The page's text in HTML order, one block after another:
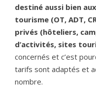
destiné aussi bien
tourisme (OT, ADT,
privés (hôteliers,
d’activités, sites
concernés et c’est
tarifs sont adaptés et
nombre.